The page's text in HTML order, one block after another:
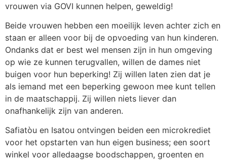
vrouwen via GOVI kunnen helpen, geweldig!
Beide vrouwen hebben een moeilijk leven achter zich en
staan er alleen voor bij de opvoeding van hun kinderen.
Ondanks dat er best wel mensen zijn in hun omgeving
op wie ze kunnen terugvallen, willen de dames niet
buigen voor hun beperking! Zij willen laten zien dat je
als iemand met een beperking gewoon mee kunt tellen
in de maatschappij. Zij willen niets liever dan
onafhankelijk zijn van anderen.
Safiatòu en Isatou ontvingen beiden een microkrediet
voor het opstarten van hun eigen business; een soort
winkel voor alledaagse boodschappen, groenten en